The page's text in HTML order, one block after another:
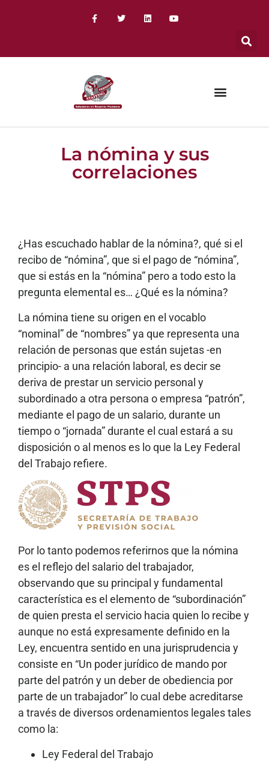
La nómina y sus
correlaciones
¿Has escuchado hablar de la nómina?, qué si el
recibo de “nómina”, que si el pago de “nómina”,
que si estás en la “nómina” pero a todo esto la
pregunta elemental es… ¿Qué es la nómina?
La nómina tiene su origen en el vocablo
“nominal” de “nombres” ya que representa una
relación de personas que están sujetas -en
principio- a una relación laboral, es decir se
deriva de prestar un servicio personal y
subordinado a otra persona o empresa “patrón”,
mediante el pago de un salario, durante un
tiempo o “jornada” durante el cual estará a su
disposición o al menos es lo que la Ley Federal
del Trabajo refiere.
Por lo tanto podemos referirnos que la nómina
es el reflejo del salario del trabajador,
observando que su principal y fundamental
característica es el elemento de “subordinación”
de quien presta el servicio hacia quien lo recibe y
aunque no está expresamente definido en la
Ley, encuentra sentido en una jurisprudencia y
consiste en “Un poder jurídico de mando por
parte del patrón y un deber de obediencia por
parte de un trabajador” lo cual debe acreditarse
a través de diversos ordenamientos legales tales
como la:
Ley Federal del Trabajo